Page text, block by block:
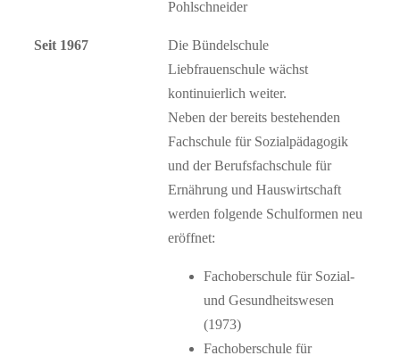
Pohlschneider
Seit 1967
Die Bündelschule
Liebfrauenschule wächst
kontinuierlich weiter.
Neben der bereits bestehenden
Fachschule für Sozialpädagogik
und der Berufsfachschule für
Ernährung und Hauswirtschaft
werden folgende Schulformen neu
eröffnet:
Fachoberschule für Sozial-
und Gesundheitswesen
(1973)
Fachoberschule für